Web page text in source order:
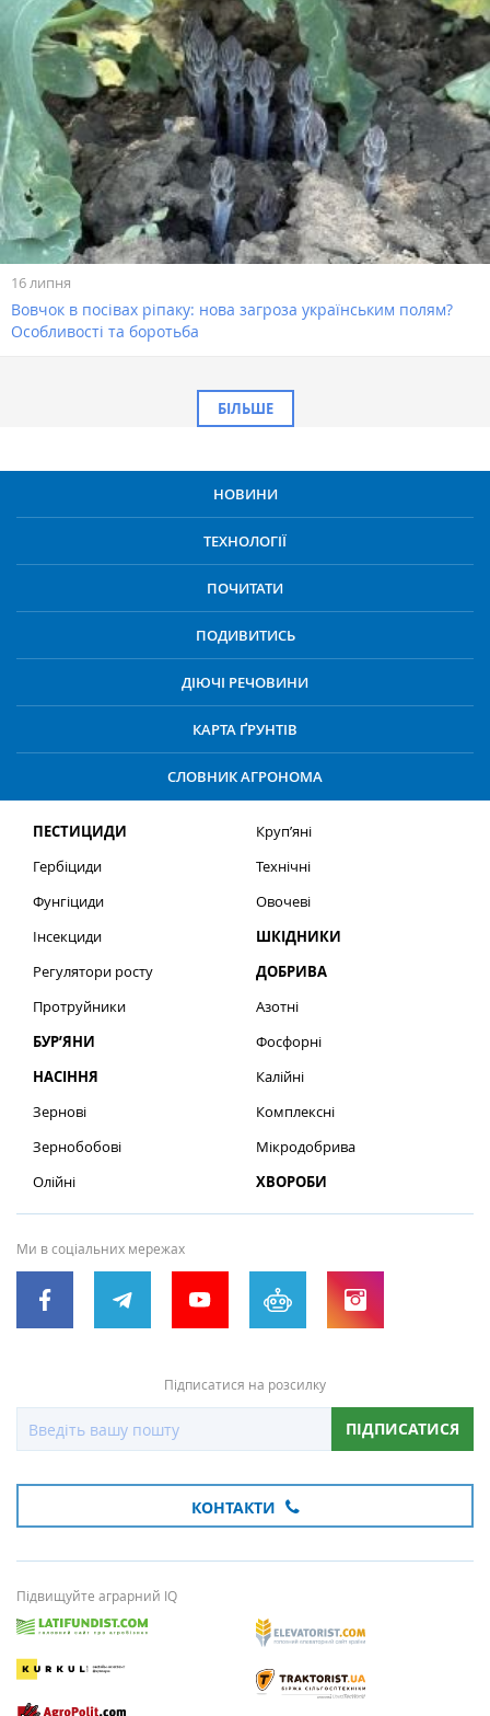
16 липня
Вовчок в посівах ріпаку: нова загроза українським полям?
Особливості та боротьба
БІЛЬШЕ
НОВИНИ
ТЕХНОЛОГІЇ
ПОЧИТАТИ
ПОДИВИТИСЬ
ДІЮЧІ РЕЧОВИНИ
КАРТА ҐРУНТІВ
СЛОВНИК АГРОНОМА
ПЕСТИЦИДИ
Гербіциди
Фунгіциди
Інсекциди
Регулятори росту
Протруйники
БУР’ЯНИ
НАСІННЯ
Зернові
Зернобобові
Олійні
Круп’яні
Технічні
Овочеві
ШКІДНИКИ
ДОБРИВА
Азотні
Фосфорні
Калійні
Комплексні
Мікродобрива
ХВОРОБИ
Ми в соціальних мережах
Підписатися на розсилку
ПІДПИСАТИСЯ
КОНТАКТИ
Підвищуйте аграрний IQ